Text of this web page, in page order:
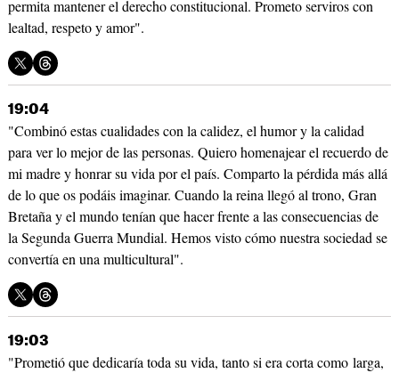
permita mantener el derecho constitucional. Prometo serviros con
lealtad, respeto y amor".
19:04
"Combinó estas cualidades con la calidez, el humor y la calidad
para ver lo mejor de las personas. Quiero homenajear el recuerdo de
mi madre y honrar su vida por el país. Comparto la pérdida más allá
de lo que os podáis imaginar. Cuando la reina llegó al trono, Gran
Bretaña y el mundo tenían que hacer frente a las consecuencias de
la Segunda Guerra Mundial. Hemos visto cómo nuestra sociedad se
convertía en una multicultural".
19:03
"Prometió que dedicaría toda su vida, tanto si era corta como larga,